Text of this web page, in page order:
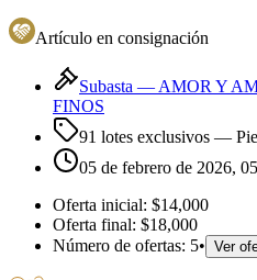
Artículo en consignación
Subasta — AMOR Y
FINOS
91 lotes exclusivos —
05 de febrero de 2026,
Oferta inicial: $14,000
Oferta final: $18,000
Número de ofertas: 5• Ver